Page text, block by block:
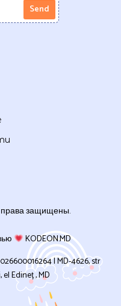
права защищены.
KODEON.MD
| MD-4626, str
el Edineț , MD